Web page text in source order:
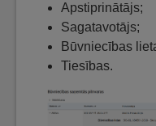
Apstiprinātājs;
Sagatavotājs;
Būvniecības
Tiesības.